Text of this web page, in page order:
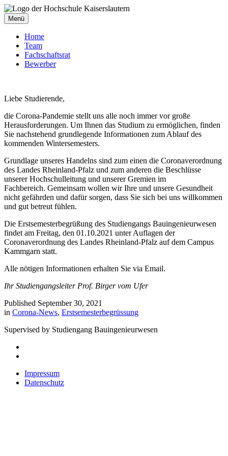
Menü
Home
Team
Fachschaftsrat
Bewerber
Liebe Studierende,
die Corona-Pandemie stellt uns alle noch immer vor große
Herausforderungen. Um Ihnen das Studium zu ermöglichen, finden
Sie nachstehend grundlegende Informationen zum Ablauf des
kommenden Wintersemesters.
Grundlage unseres Handelns sind zum einen die Coronaverordnung
des Landes Rheinland-Pfalz und zum anderen die Beschlüsse
unserer Hochschulleitung und unserer Gremien im
Fachbereich. Gemeinsam wollen wir Ihre und unsere Gesundheit
nicht gefährden und dafür sorgen, dass Sie sich bei uns willkommen
und gut betreut fühlen.
Die Erstsemesterbegrüßung des Studiengangs Bauingenieurwesen
findet am Freitag, den 01.10.2021 unter Auflagen der
Coronaverordnung des Landes Rheinland-Pfalz auf dem Campus
Kammgarn statt.
Alle nötigen Informationen erhalten Sie via Email.
Ihr Studiengangsleiter Prof. Birger vom Ufer
Published September 30, 2021
in Corona-News, Erstsemesterbegrüssung
Supervised by Studiengang Bauingenieurwesen
Impressum
Datenschutz